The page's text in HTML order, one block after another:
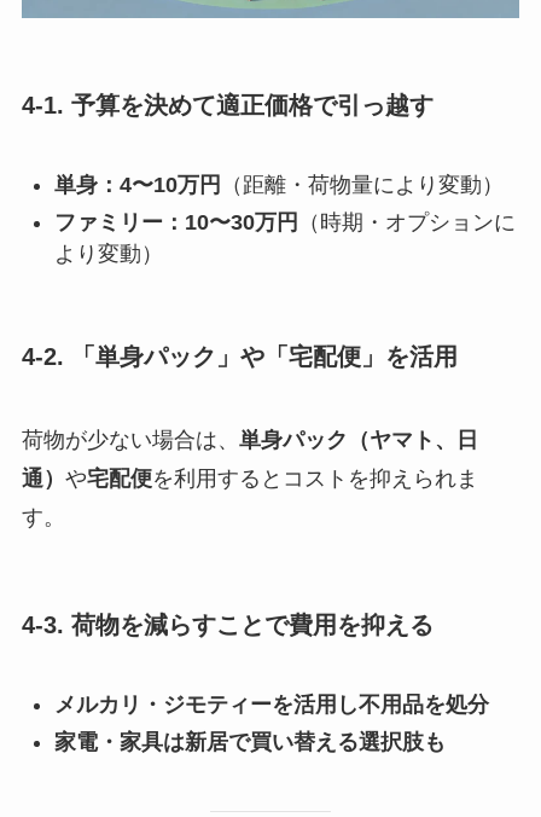
4-1. 予算を決めて適正価格で引っ越す
単身：4〜10万円
（距離・荷物量により変動）
ファミリー：10〜30万円
（時期・オプションに
より変動）
4-2. 「単身パック」や「宅配便」を活用
荷物が少ない場合は、 単身パック（ヤマト、日
通） や宅配便を利用するとコストを抑えられま
す。
4-3. 荷物を減らすことで費用を抑える
メルカリ・ジモティーを活用し不用品を処分
家電・家具は新居で買い替える選択肢も